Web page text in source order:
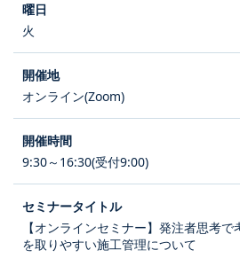
火
オンライン(Zoom)
9:30～16:30(受付9:00)
【オンラインセミナー】発注者思考
を取りやすい施工管理について